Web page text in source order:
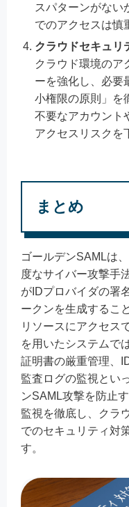
スパターンがない
でのアクセスは慎
クラウドセキュリ
クラウド環境のア
ーを強化し、必要
小権限の原則」を
不要なアカウント
アクセスリスクを
まとめ
ゴールデンSAMLは
度なサイバー攻撃手
がIDプロバイダの署
ークンを生成するこ
リソースにアクセス
を用いたシステムで
証明書の厳重管理、
監査ログの監視とい
ンSAML攻撃を防止
監視を徹底し、クラ
でのセキュリティ対
す。